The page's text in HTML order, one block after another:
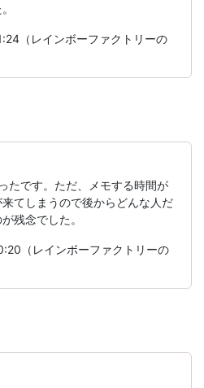
（レインボーファクトリーの
たです。ただ、メモする時間が
てしまうので後からどんな人だ
残念でした。
（レインボーファクトリーの